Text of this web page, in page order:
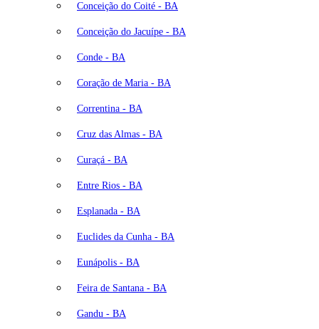
Conceição do Coité - BA
Conceição do Jacuípe - BA
Conde - BA
Coração de Maria - BA
Correntina - BA
Cruz das Almas - BA
Curaçá - BA
Entre Rios - BA
Esplanada - BA
Euclides da Cunha - BA
Eunápolis - BA
Feira de Santana - BA
Gandu - BA